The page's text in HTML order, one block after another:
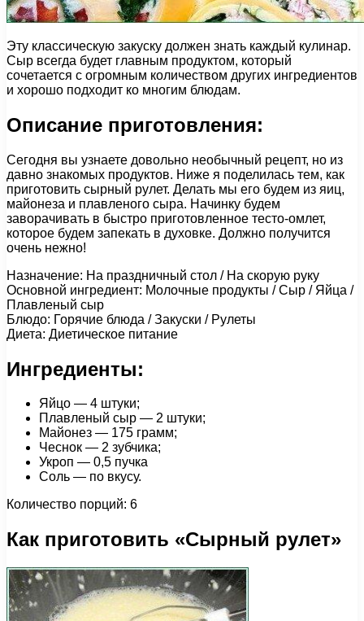
Эту классическую закуску должен знать каждый кулинар.
Сыр всегда будет главным продуктом, который
сочетается с огромным количеством других ингредиентов
и хорошо подходит ко многим блюдам.
Описание приготовления:
Сегодня вы узнаете довольно необычный рецепт, но из
давно знакомых продуктов. Ниже я поделилась тем, как
приготовить сырный рулет. Делать мы его будем из яиц,
майонеза и плавленого сыра. Начинку будем
заворачивать в быстро приготовленное тесто-омлет,
которое будем запекать в духовке. Должно получится
очень нежно!
Назначение: На праздничный стол / На скорую руку
Основной ингредиент: Молочные продукты / Сыр / Яйца /
Плавленый сыр
Блюдо: Горячие блюда / Закуски / Рулеты
Диета: Диетическое питание
Ингредиенты:
Яйцо — 4 штуки;
Плавленый сыр — 2 штуки;
Майонез — 175 грамм;
Чеснок — 2 зубчика;
Укроп — 0,5 пучка
Соль — по вкусу.
Количество порций: 6
Как приготовить «Сырный рулет»